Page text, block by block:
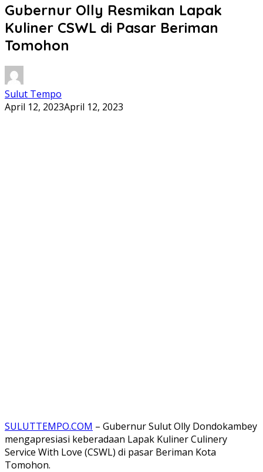
Gubernur Olly Resmikan Lapak
Kuliner CSWL di Pasar Beriman
Tomohon
Sulut Tempo
April 12, 2023April 12, 2023
SULUTTEMPO.COM – Gubernur Sulut Olly Dondokambey
mengapresiasi keberadaan Lapak Kuliner Culinery
Service With Love (CSWL) di pasar Beriman Kota
Tomohon.